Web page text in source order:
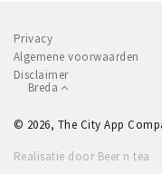
Privacy
Algemene voorwaarden
Disclaimer
Breda
© 2026, The City App
Realisatie door Beer n tea